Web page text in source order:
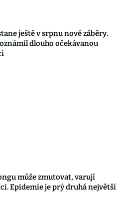
ještě v srpnu nové záběry.
dlouho očekávanou
může zmutovat, varují
Epidemie je prý druhá největší